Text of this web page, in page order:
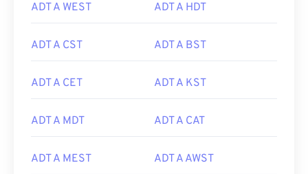
ADT A WEST ADT A HDT
ADT A CST ADT A BST
ADT A CET ADT A KST
ADT A MDT ADT A CAT
ADT A MEST ADT A AWST